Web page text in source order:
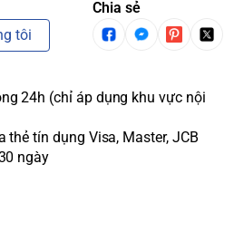
tôi
Chia sẻ
24h (chỉ áp dụng khu vực nội
thẻ tín dụng Visa, Master, JCB
ngày